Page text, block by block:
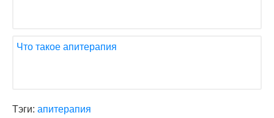
Что такое апитерапия
Тэги: апитерапия